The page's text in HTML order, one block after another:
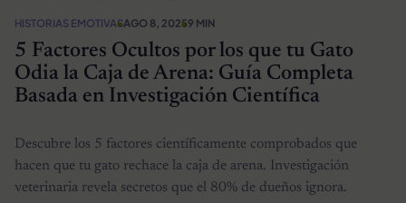
HISTORIAS EMOTIVASAGO 8, 20259 MIN
5 Factores Ocultos por los que tu Gato
Odia la Caja de Arena: Guía Completa
Basada en Investigación Científica
Descubre los 5 factores científicamente comprobados que
hacen que tu gato rechace la caja de arena. Investigación
veterinaria revela secretos que el 80% de dueños ignora.